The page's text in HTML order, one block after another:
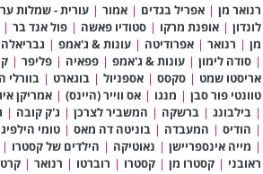
רנואר מן | אפריל בגדים | אמור | עורית - שמלות
לונדון | אופנת מרקו | סטודיו פאשה | פול אנד בר |
מן | רנואר | אפרודיטה | עונות & ג'אמפ | גבריאלה
| סודה לימון | עונות & ג'אמפ | פפאיה | פליפר |
אריסטו שמט | סקסס | אספניול | בוגארט | בוורלי
טוונטי פור סבן | מנגו | אס ווייר (היינס) | אמריקן
| בילבונג | ברשקה | המשביר לצרכן | ג'ק קובה |
| הודיס | המעבדה | בוניטה דה מאס | טומי
| מייה אינספריישן | נאוטיקה | הילדים של קסטרו |
ראובני | קסטרו מן | קסטרו | רוברטו | רנואר |